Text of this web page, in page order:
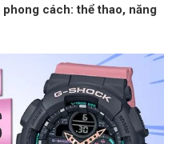
phong cách:thể thao, năng